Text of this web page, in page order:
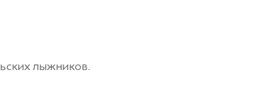
лыжников.